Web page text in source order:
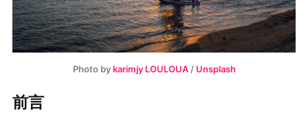
Photo bykarimjy LOULOUA/ Unsplash
前言